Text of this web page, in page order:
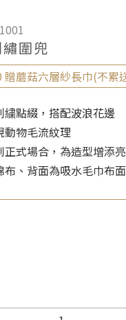
圍兜
贈蘑菇六層紗長巾(不累
繍點綴，搭配波浪花邊
動物毛流紋理
正式場合，為造型增添
布、背面為吸水毛巾布面